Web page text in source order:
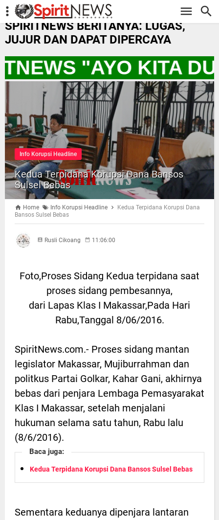
-->
SPIRITNEWS BERITANYA: LUGAS,
JUJUR DAN DAPAT DIPERCAYA
"AYO KITA
Info Korupsi Headline
Kedua Terpidana Korupsi Dana Bansos
Sulsel Bebas
Home Info Korupsi Headline
Kedua Terpidana Korupsi Dana
Bansos Sulsel Bebas
Rusli Cikoang 11:06:00
Foto,Proses Sidang Kedua terpidana saat
proses sidang pembesannya,
dari Lapas Klas I Makassar,Pada Hari
Rabu,Tanggal 8/06/2016.
SpiritNews.com.- Proses sidang mantan
legislator Makassar, Mujiburrahman dan
politkus Partai Golkar, Kahar Gani, akhirnya
bebas dari penjara Lembaga Pemasyarakat
Klas I Makassar, setelah menjalani
hukuman selama satu tahun, Rabu lalu
(8/6/2016).
Baca juga:
Kedua Terpidana Korupsi Dana Bansos Sulsel Bebas
Sementara keduanya dipenjara lantaran